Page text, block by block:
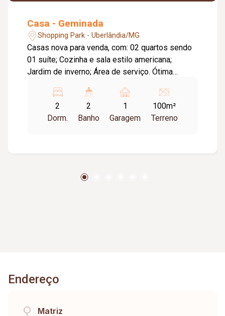
Casa - Geminada
Shopping Park - Uberlândia/MG
Casas nova para venda, com: 02 quartos sendo
01 suíte; Cozinha e sala estilo americana;
Jardim de inverno; Área de serviço. Ótima
principais avenidas do bairro e posto de saúde.
Valores sujeitos à alterações.
2
Dorm.
2
Banho
1
Garagem
100m²
Terreno
Endereço
Matriz